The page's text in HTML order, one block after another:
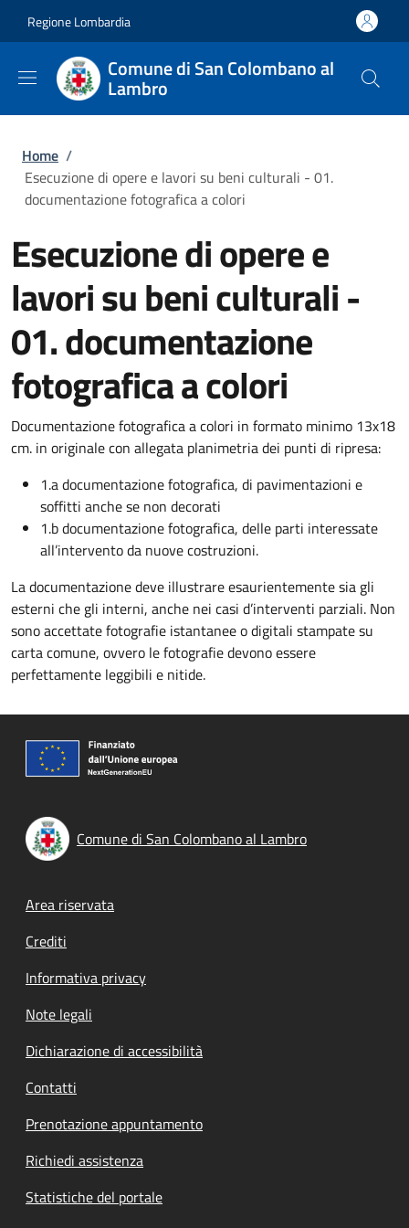
Regione Lombardia
Comune di San Colombano al
Lambro
Briciole di pane
Home /
Esecuzione di opere e lavori su beni culturali - 01.
documentazione fotografica a colori
Esecuzione di opere e
lavori su beni culturali -
01. documentazione
fotografica a colori
Documentazione fotografica a colori in formato minimo 13x18
cm. in originale con allegata planimetria dei punti di ripresa:
1.a documentazione fotografica, di pavimentazioni e
soffitti anche se non decorati
1.b documentazione fotografica, delle parti interessate
all’intervento da nuove costruzioni.
La documentazione deve illustrare esaurientemente sia gli
esterni che gli interni, anche nei casi d’interventi parziali. Non
sono accettate fotografie istantanee o digitali stampate su
carta comune, ovvero le fotografie devono essere
perfettamente leggibili e nitide.
Comune di San Colombano al Lambro
Footer menu
Area riservata
Crediti
Informativa privacy
Note legali
Dichiarazione di accessibilità
Contatti
Prenotazione appuntamento
Richiedi assistenza
Statistiche del portale